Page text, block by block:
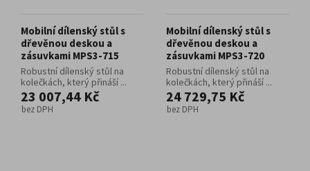
Mobilní dílenský stůl s
dřevěnou deskou a
zásuvkami MPS3-715
Robustní dílenský stůl na
kolečkách, který přináší ...
23 007,44 Kč
bez DPH
Mobilní dílenský stůl s
dřevěnou deskou a
zásuvkami MPS3-720
Robustní dílenský stůl na
kolečkách, který přináší ...
24 729,75 Kč
bez DPH